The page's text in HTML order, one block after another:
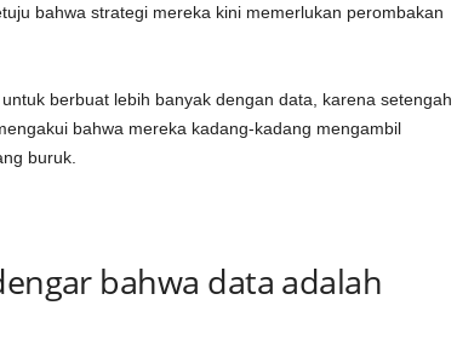
bahwa strategi mereka kini memerlukan perombakan
berbuat lebih banyak dengan data, karena setengah
bahwa mereka kadang-kadang mengambil
buruk.
bahwa data adalah